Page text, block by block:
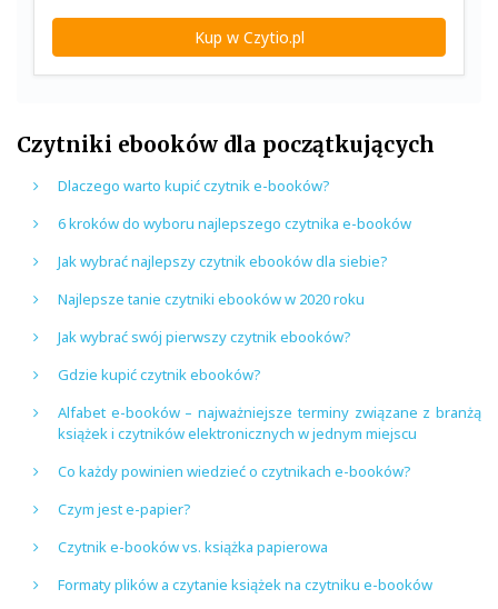
Kup w Czytio.pl
Czytniki ebooków dla początkujących
Dlaczego warto kupić czytnik e-booków?
6 kroków do wyboru najlepszego czytnika e-booków
Jak wybrać najlepszy czytnik ebooków dla siebie?
Najlepsze tanie czytniki ebooków w 2020 roku
Jak wybrać swój pierwszy czytnik ebooków?
Gdzie kupić czytnik ebooków?
Alfabet e-booków – najważniejsze terminy związane z branżą
książek i czytników elektronicznych w jednym miejscu
Co każdy powinien wiedzieć o czytnikach e-booków?
Czym jest e-papier?
Czytnik e-booków vs. książka papierowa
Formaty plików a czytanie książek na czytniku e-booków